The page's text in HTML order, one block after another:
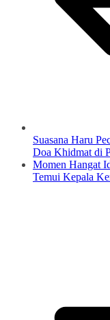
Suasana Haru
Doa Khidmat di
Momen Hangat
Temui Kepala